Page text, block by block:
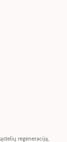
regeneraciją,